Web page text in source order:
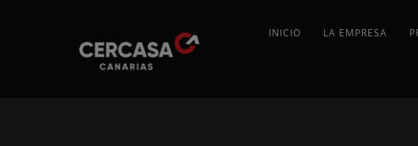
INICIO LA EMPRESA